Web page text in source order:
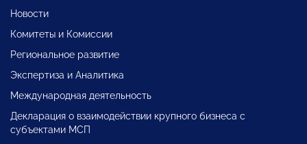
Новости
Комитеты и Комиссии
Региональное развитие
Экспертиза и Аналитика
Международная деятельность
Декларация о взаимодействии крупного бизнеса с
субъектами МСП